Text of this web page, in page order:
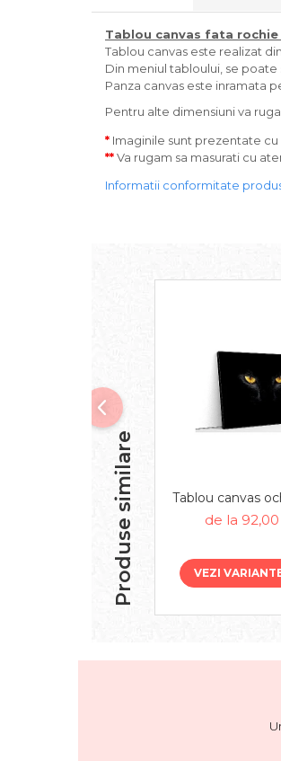
Tablou canvas fata rochie
Tablou canvas este realizat
Din meniul tabloului, se
Panza canvas este inramata
Pentru alte dimensiuni va
* Imaginile sunt prezentate
**Va rugam sa masurati cu
Informatii conformitate
Produse similare Tablou canvas
de la
VEZI